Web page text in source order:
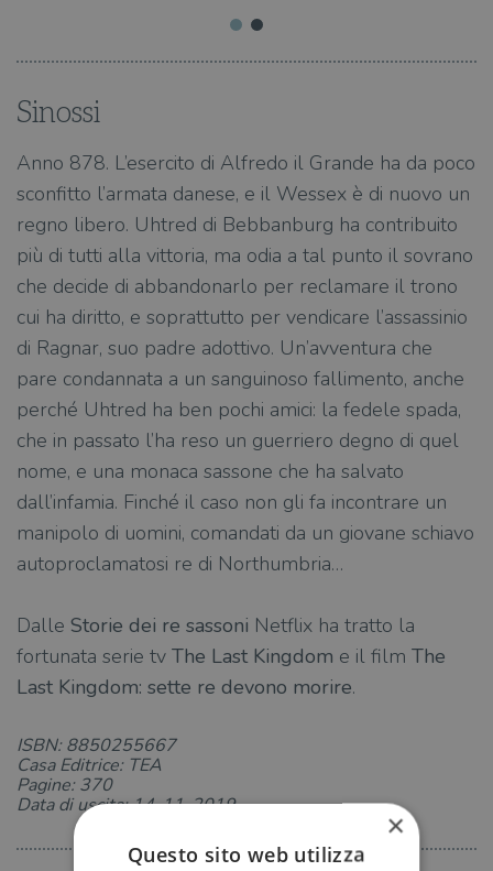
Sinossi
Anno 878. L’esercito di Alfredo il Grande ha da poco
sconfitto l’armata danese, e il Wessex è di nuovo un
regno libero. Uhtred di Bebbanburg ha contribuito
più di tutti alla vittoria, ma odia a tal punto il sovrano
che decide di abbandonarlo per reclamare il trono
cui ha diritto, e soprattutto per vendicare l’assassinio
di Ragnar, suo padre adottivo. Un’avventura che
pare condannata a un sanguinoso fallimento, anche
perché Uhtred ha ben pochi amici: la fedele spada,
che in passato l’ha reso un guerriero degno di quel
nome, e una monaca sassone che ha salvato
dall’infamia. Finché il caso non gli fa incontrare un
manipolo di uomini, comandati da un giovane schiavo
autoproclamatosi re di Northumbria…
Dalle Storie dei re sassoni Netflix ha tratto la
fortunata serie tv The Last Kingdom e il film The
Last Kingdom: sette re devono morire.
ISBN: 8850255667
Casa Editrice: TEA
Pagine: 370
Data di uscita: 14-11-2019
×
Questo sito web utilizza